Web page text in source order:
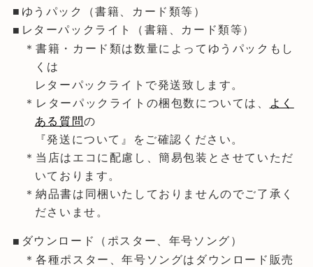
ゆうパック（書籍、カード類等）
レターパックライト（書籍、カード類等）
＊書籍・カード類は数量によってゆうパックもし
くは
レターパックライトで発送致します。
＊レターパックライトの梱包数については、
よく
ある質問の
『発送について』をご確認ください。
＊当店はエコに配慮し、簡易包装とさせていただ
いております。
＊納品書は同梱いたしておりませんのでご了承く
ださいませ。
ダウンロード（ポスター、年号ソング）
＊各種ポスター、年号ソングはダウンロード販売